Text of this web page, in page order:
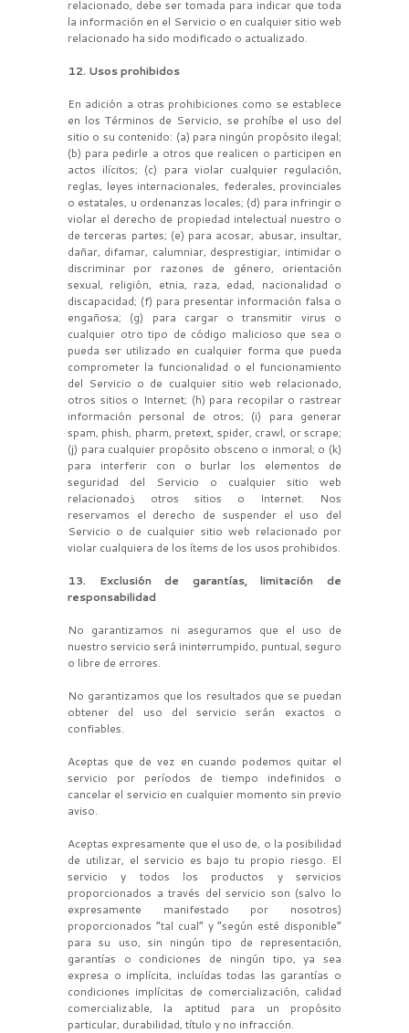
relacionado, debe ser tomada para indicar que toda
la información en el Servicio o en cualquier sitio web
relacionado ha sido modificado o actualizado.
12. Usos prohibidos
En adición a otras prohibiciones como se establece
en los Términos de Servicio, se prohíbe el uso del
sitio o su contenido: (a) para ningún propósito ilegal;
(b) para pedirle a otros que realicen o participen en
actos ilícitos; (c) para violar cualquier regulación,
reglas, leyes internacionales, federales, provinciales
o estatales, u ordenanzas locales; (d) para infringir o
violar el derecho de propiedad intelectual nuestro o
de terceras partes; (e) para acosar, abusar, insultar,
dañar, difamar, calumniar, desprestigiar, intimidar o
discriminar por razones de género, orientación
sexual, religión, etnia, raza, edad, nacionalidad o
discapacidad; (f) para presentar información falsa o
engañosa; (g) para cargar o transmitir virus o
cualquier otro tipo de código malicioso que sea o
pueda ser utilizado en cualquier forma que pueda
comprometer la funcionalidad o el funcionamiento
del Servicio o de cualquier sitio web relacionado,
otros sitios o Internet; (h) para recopilar o rastrear
información personal de otros; (i) para generar
spam, phish, pharm, pretext, spider, crawl, or scrape;
(j) para cualquier propósito obsceno o inmoral; o (k)
para interferir con o burlar los elementos de
seguridad del Servicio o cualquier sitio web
relacionado¿ otros sitios o Internet. Nos
reservamos el derecho de suspender el uso del
Servicio o de cualquier sitio web relacionado por
violar cualquiera de los ítems de los usos prohibidos.
13. Exclusión de garantías, limitación de
responsabilidad
No garantizamos ni aseguramos que el uso de
nuestro servicio será ininterrumpido, puntual, seguro
o libre de errores.
No garantizamos que los resultados que se puedan
obtener del uso del servicio serán exactos o
confiables.
Aceptas que de vez en cuando podemos quitar el
servicio por períodos de tiempo indefinidos o
cancelar el servicio en cualquier momento sin previo
aviso.
Aceptas expresamente que el uso de, o la posibilidad
de utilizar, el servicio es bajo tu propio riesgo. El
servicio y todos los productos y servicios
proporcionados a través del servicio son (salvo lo
expresamente manifestado por nosotros)
proporcionados “tal cual” y “según esté disponible”
para su uso, sin ningún tipo de representación,
garantías o condiciones de ningún tipo, ya sea
expresa o implícita, incluídas todas las garantías o
condiciones implícitas de comercialización, calidad
comercializable, la aptitud para un propósito
particular, durabilidad, título y no infracción.